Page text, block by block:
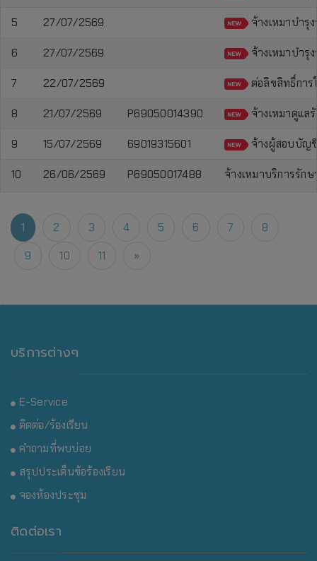
5 27/07/2569 จ้างเหมาบำรุ
6 27/07/2569 จ้างเหมาบำรุ
7 22/07/2569 ต่อลิขสิทธิ์การ
8 21/07/2569 P69050014390 จ้างเหมาดูแล
9 15/07/2569 69019315601 จ้างผู้สอบบัญชี
10 26/06/2569 P69050017488 จ้างเหมาบริการรัก
1 2 3 4 5 6 7
8
9
10 11 »
บริการต่างๆ
E-Service
ติดต่อ/ร้องเรียน
คำถามที่พบบ่อย
สรุปประเด็นข้อร้องเรียน
จองห้องประชุม
ติดต่อเรา